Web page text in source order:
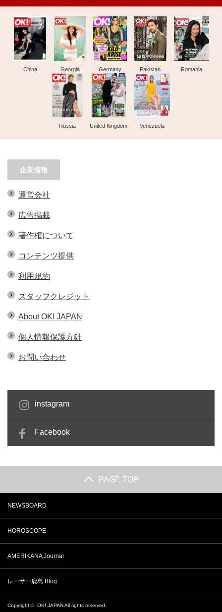
China Georgia Germany Pakistan Romania
Russia United Kingdom Venezuela
企業情報
運営会社
広告掲載
著作権について
コンテンツ提供
利用規約
スタッフクレジット
About OK! JAPAN
個人情報保護方針
お問い合わせ
instagram
Facebook
PAGE TOP
NEWSBOARD
HOROSCOPE
AMERIKANA Journal
レーサー鹿島 Blog
Copyright © OK! JAPANAll rights reserved.